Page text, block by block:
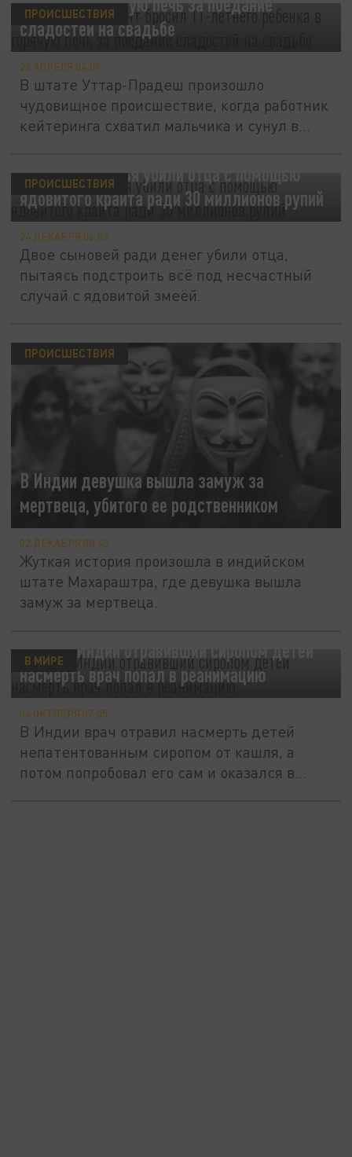
сладостей на свадьбе
ПРОИСШЕСТВИЯ
22 АПРЕЛЯ 04:09
В штате Уттар-Прадеш произошло
чудовищное происшествие, когда работник
кейтеринга схватил мальчика и сунул в...
В Индии сыновья убили отца с помощью
ядовитого крайта ради 30 миллионов рупий
ПРОИСШЕСТВИЯ
24 ДЕКАБРЯ 06:03
Двое сыновей ради денег убили отца,
пытаясь подстроить всё под несчастный
случай с ядовитой змеёй.
В Индии девушка вышла замуж за
мертвеца, убитого ее родственником
ПРОИСШЕСТВИЯ
02 ДЕКАБРЯ 08:45
Жуткая история произошла в индийском
штате Махараштра, где девушка вышла
замуж за мертвеца.
NDTV: в Индии отравивший сиропом детей
насмерть врач попал в реанимацию
В МИРЕ
04 ОКТЯБРЯ 07:05
В Индии врач отравил насмерть детей
непатентованным сиропом от кашля, а
потом попробовал его сам и оказался в...